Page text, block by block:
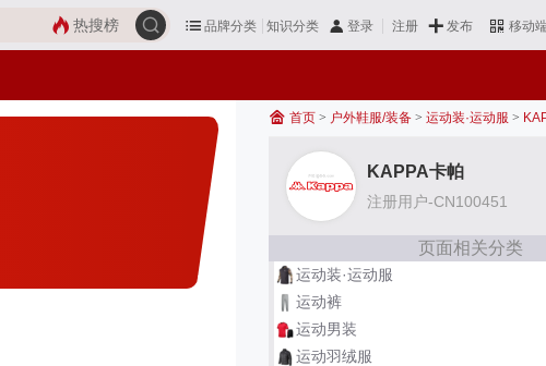
品牌分类 知识分类 登录 注册 发布 移动
热搜榜
首页 > 户外鞋服/装备 > 运动装·运动服 >
KAPPA卡帕
注册用户-CN100451
页面相关分类
运动装·运动服
运动裤
运动男装
运动羽绒服